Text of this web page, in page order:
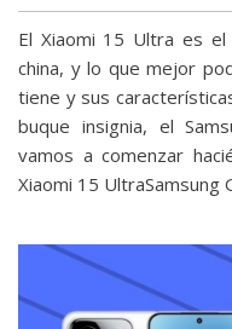
El Xiaomi 15 Ultra es
china, y lo que mejor
tiene y sus
buque insignia, el
vamos a comenzar
Xiaomi 15 UltraSamsung